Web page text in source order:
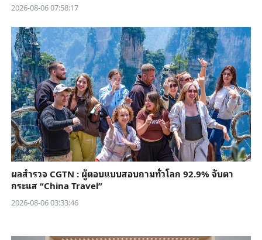
2026-08-06 07:58:17
ผลสำรวจ CGTN : ผู้ตอบแบบสอบถามทั่วโลก 92.9% จับตา
กระแส “China Travel”
2026-08-06 03:33:46